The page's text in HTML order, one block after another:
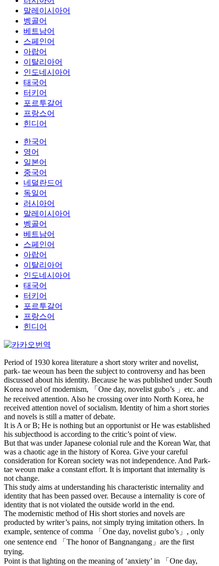
말레이시아어
벵골어
베트남어
스페인어
아랍어
이탈리아어
인도네시아어
태국어
터키어
포르투갈어
프랑스어
힌디어
한국어
영어
일본어
중국어
네덜란드어
독일어
러시아어
말레이시아어
벵골어
베트남어
스페인어
아랍어
이탈리아어
인도네시아어
태국어
터키어
포르투갈어
프랑스어
힌디어
Period of 1930 korea literature a short story writer and novelist,
park- tae weoun has been the subject to controversy and has been
discussed about his identity. Because he was published under South
Korea novel of modernism, 「One day, novelist gubo’s 」etc. and
he received attention. Also he crossing over into North Korea, he
received attention novel of socialism. Identity of him a short stories
and novels is still a matter of debate.
It is A or B; He is nothing but an opportunist or He was established
his subjecthood is according to the critic’s point of view.
But that was under Japanese colonial rule and the Korean War, that
was a chaotic age in the history of Korea. Give your careful
consideration for Korean society was not independence. And Park-
tae weoun make a constant effort. It is important that internality is
not change.
This study aims at understanding his characteristic internality and
identity that has been passed over. Because a internality is core of
identity that is not violated the outside world in the end.
The modernistic method of His short stories and novels are
producted by writer’s pains, not simply trying imitation others. In
example, sentence of comma 「One day, novelist gubo’s」, only
one sentence end 「The honor of Bangnangang」are the first
trying.
Point is that lighting on the meaning of ‘anxiety’ in 「One day,